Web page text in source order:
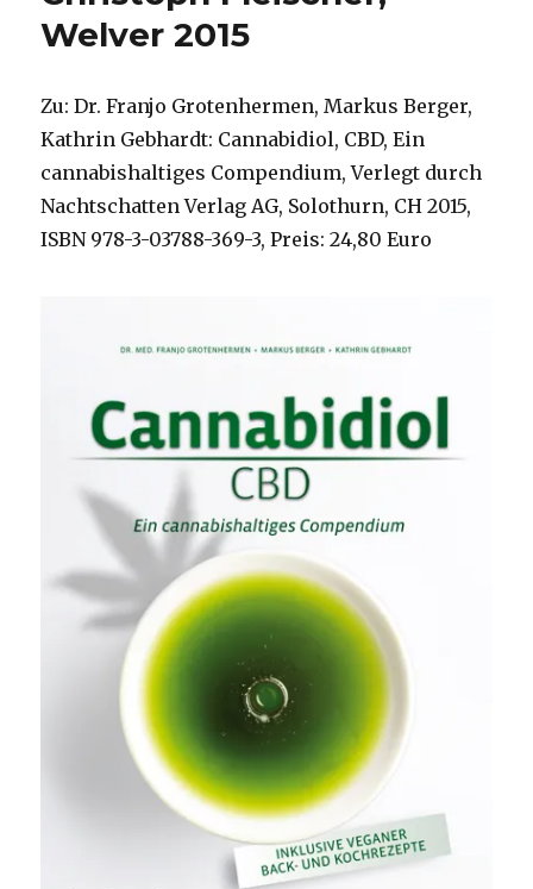
Fleischer,
Welver,
Welver 2015
Zu: Dr. Franjo Grotenhermen, Markus Berger,
Kathrin Gebhardt: Cannabidiol, CBD, Ein
cannabishaltiges Compendium, Verlegt durch
Nachtschatten Verlag AG, Solothurn, CH 2015,
ISBN 978-3-03788-369-3, Preis: 24,80 Euro